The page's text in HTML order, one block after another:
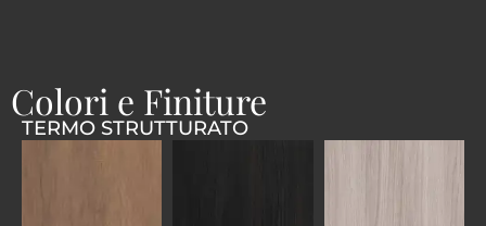
Colori e Finiture
TERMO STRUTTURATO